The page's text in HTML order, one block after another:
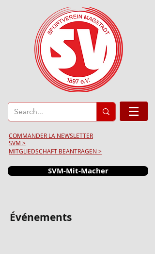
COMMANDER LA NEWSLETTER
SVM >
MITGLIEDSCHAFT BEANTRAGEN >
SVM-Mit-Macher
Événements